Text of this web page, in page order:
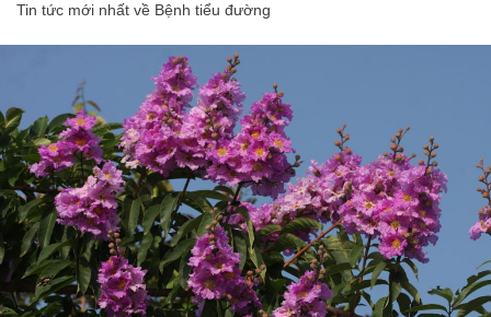
Tin tức mới nhất về Bệnh tiểu đường